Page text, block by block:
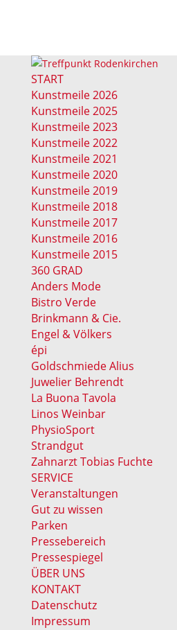
START
Kunstmeile 2026
Kunstmeile 2025
Kunstmeile 2023
Kunstmeile 2022
Kunstmeile 2021
Kunstmeile 2020
Kunstmeile 2019
Kunstmeile 2018
Kunstmeile 2017
Kunstmeile 2016
Kunstmeile 2015
360 GRAD
Anders Mode
Bistro Verde
Brinkmann & Cie.
Engel & Völkers
épi
Goldschmiede Alius
Juwelier Behrendt
La Buona Tavola
Linos Weinbar
PhysioSport
Strandgut
Zahnarzt Tobias Fuchte
SERVICE
Veranstaltungen
Gut zu wissen
Parken
Pressebereich
Pressespiegel
ÜBER UNS
KONTAKT
Datenschutz
Impressum